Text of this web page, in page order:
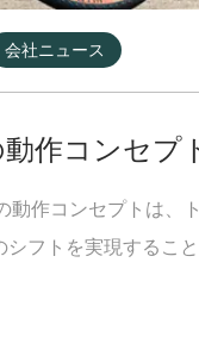
会社ニュース
作コンセプ
動作コンセプトは
フトを実現すること